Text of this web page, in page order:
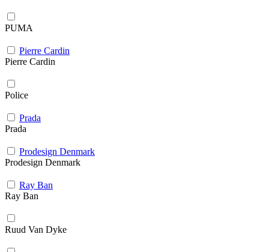
PUMA
Pierre Cardin
Pierre Cardin
Police
Prada
Prada
Prodesign Denmark
Prodesign Denmark
Ray Ban
Ray Ban
Ruud Van Dyke